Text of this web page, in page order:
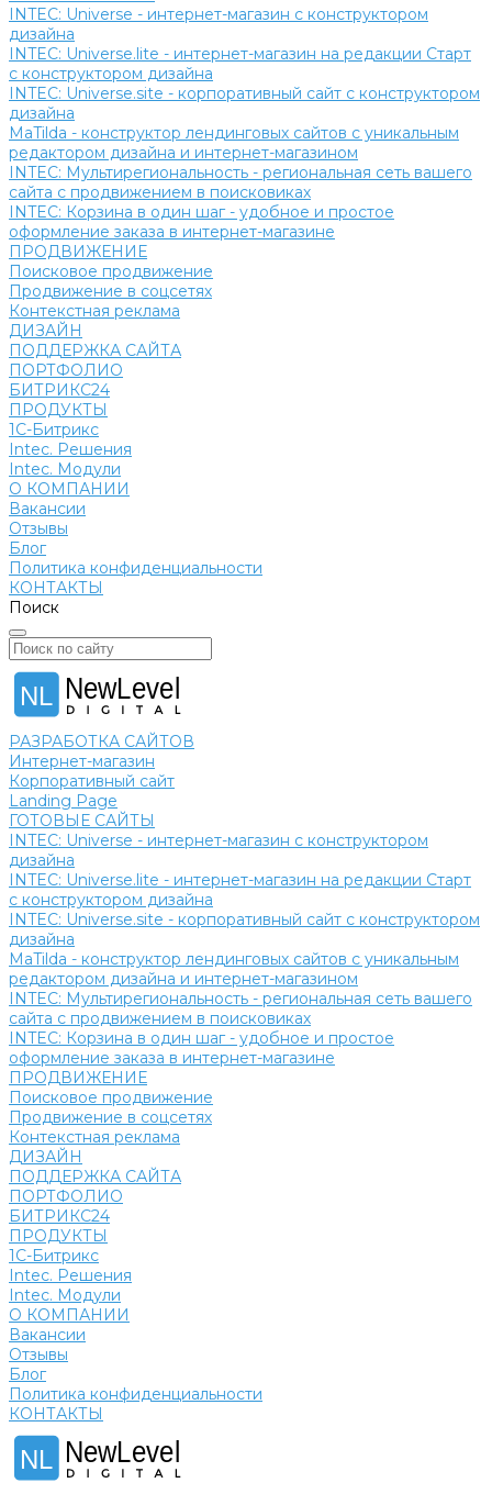
INTEC: Universe - интернет-магазин с конструктором
дизайна
INTEC: Universe.lite - интернет-магазин на редакции Старт
с конструктором дизайна
INTEC: Universe.site - корпоративный сайт с конструктором
дизайна
MaTilda - конструктор лендинговых сайтов с уникальным
редактором дизайна и интернет-магазином
INTEC: Мультирегиональность - региональная сеть вашего
сайта с продвижением в поисковиках
INTEC: Корзина в один шаг - удобное и простое
оформление заказа в интернет-магазине
ПРОДВИЖЕНИЕ
Поисковое продвижение
Продвижение в соцсетях
Контекстная реклама
ДИЗАЙН
ПОДДЕРЖКА САЙТА
ПОРТФОЛИО
БИТРИКС24
ПРОДУКТЫ
1С-Битрикс
Intec. Решения
Intec. Модули
О КОМПАНИИ
Вакансии
Отзывы
Блог
Политика конфиденциальности
КОНТАКТЫ
Поиск
NewLevel
NL
РАЗРАБОТКА САЙТОВ
Интернет-магазин
Корпоративный сайт
Landing Page
ГОТОВЫЕ САЙТЫ
INTEC: Universe - интернет-магазин с конструктором
дизайна
INTEC: Universe.lite - интернет-магазин на редакции Старт
с конструктором дизайна
INTEC: Universe.site - корпоративный сайт с конструктором
дизайна
MaTilda - конструктор лендинговых сайтов с уникальным
редактором дизайна и интернет-магазином
INTEC: Мультирегиональность - региональная сеть вашего
сайта с продвижением в поисковиках
INTEC: Корзина в один шаг - удобное и простое
оформление заказа в интернет-магазине
ПРОДВИЖЕНИЕ
Поисковое продвижение
Продвижение в соцсетях
Контекстная реклама
ДИЗАЙН
ПОДДЕРЖКА САЙТА
ПОРТФОЛИО
БИТРИКС24
ПРОДУКТЫ
1С-Битрикс
Intec. Решения
Intec. Модули
О КОМПАНИИ
Вакансии
Отзывы
Блог
Политика конфиденциальности
КОНТАКТЫ
NewLevel
NL